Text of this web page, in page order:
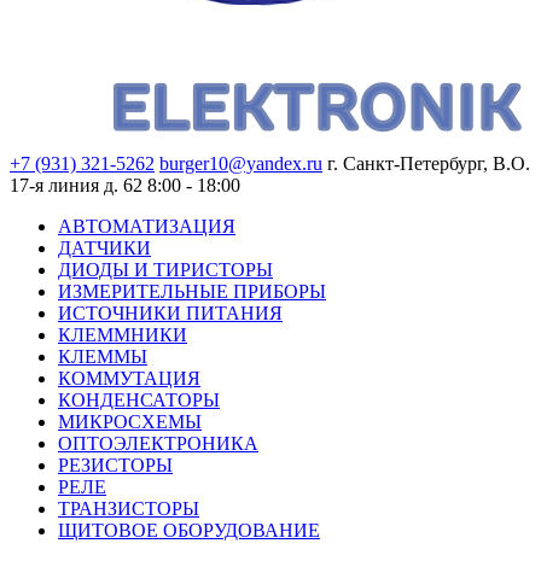
+7 (931) 321-5262 burger10@yandex.ru г. Санкт-Петербург, В.О.
17-я линия д. 62 8:00 - 18:00
АВТОМАТИЗАЦИЯ
ДАТЧИКИ
ДИОДЫ И ТИРИСТОРЫ
ИЗМЕРИТЕЛЬНЫЕ ПРИБОРЫ
ИСТОЧНИКИ ПИТАНИЯ
КЛЕММНИКИ
КЛЕММЫ
КОММУТАЦИЯ
КОНДЕНСАТОРЫ
МИКРОСХЕМЫ
ОПТОЭЛЕКТРОНИКА
РЕЗИСТОРЫ
РЕЛЕ
ТРАНЗИСТОРЫ
ЩИТОВОЕ ОБОРУДОВАНИЕ